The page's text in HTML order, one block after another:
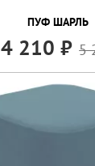
ПУФ ШАРЛЬ
4 210 5